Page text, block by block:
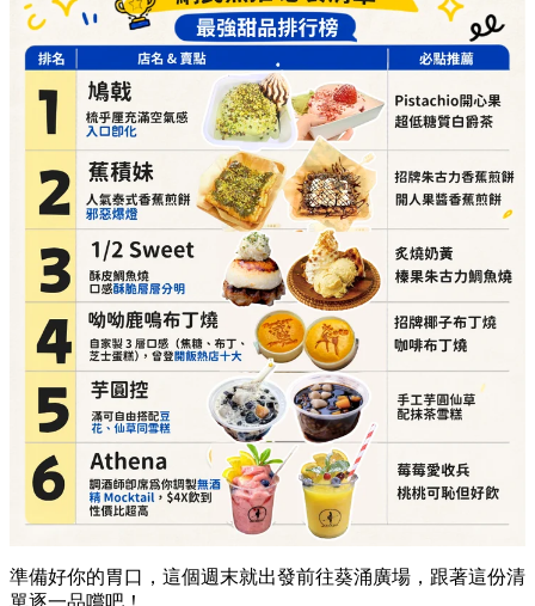
準備好你的胃口，這個週末就出發前往葵涌廣場，跟著這份清